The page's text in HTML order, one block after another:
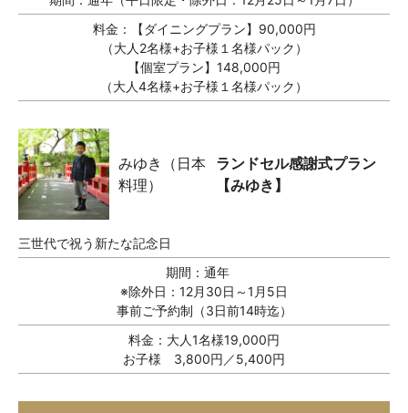
料金：
【ダイニングプラン】90,000円
（大人2名様+お子様１名様パック）
【個室プラン】148,000円
（大人4名様+お子様１名様パック）
みゆき（日本
料理）
ランドセル感謝式プラン
【みゆき】
三世代で祝う新たな記念日
期間： 通年
※除外日：12月30日～1月5日
事前ご予約制（3日前14時迄）
料金： 大人1名様19,000円
お子様 3,800円／5,400円